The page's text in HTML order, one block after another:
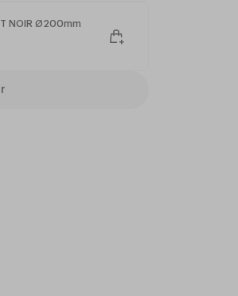
NOIR Ø200mm